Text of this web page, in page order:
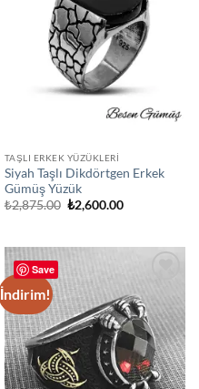
TAŞLI ERKEK YÜZÜKLERI
Siyah Taşlı Dikdörtgen Erkek
Gümüş Yüzük
₺2,875.00 Orijinal
fiyat:
₺2,600.00Şu
Save
İndirim!
Add to
wishlist